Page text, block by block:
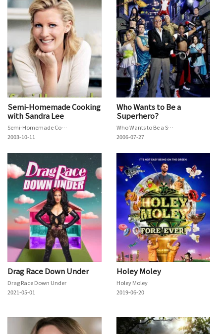
Semi-Homemade Cooking
with Sandra Lee
Semi-Homemade Cooking with Sandra Lee
2003-10-11
Who Wants to Be a
Superhero?
Who Wants to Be a Superhero?
2006-07-27
Drag Race Down Under
Drag Race Down Under
2021-05-01
Holey Moley
Holey Moley
2019-06-20